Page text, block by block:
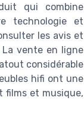
qui combine
technologie et
les avis et
La vente en ligne
considérable
hifi ont une
films et musique,